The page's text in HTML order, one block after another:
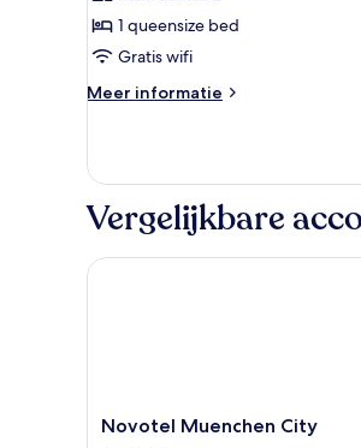
1
queensize
bed
laden
1 queensize bed
Gratis wifi
Meer informatie
Meer
kamer,
queensize
Vergelijkbare
Novotel
Novotel Muenchen City
Novotel Muenchen City